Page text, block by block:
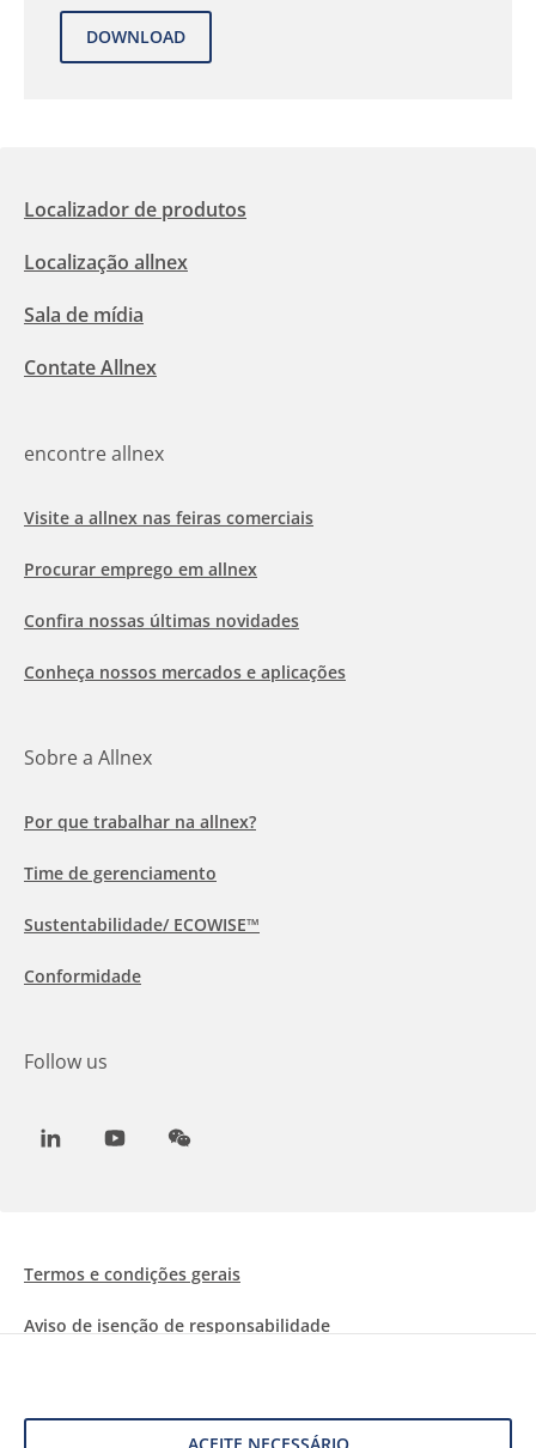
Localizador de produtos
Localização allnex
Sala de mídia
Contate Allnex
encontre allnex
Visite a allnex nas feiras comerciais
Procurar emprego em allnex
Confira nossas últimas novidades
Conheça nossos mercados e aplicações
Sobre a Allnex
Por que trabalhar na allnex?
Time de gerenciamento
Sustentabilidade/ ECOWISE™
Conformidade
Follow us
LinkedInYoutubeWeChat
Termos e condições gerais
Aviso de isenção de responsabilidade
Proteção de dados